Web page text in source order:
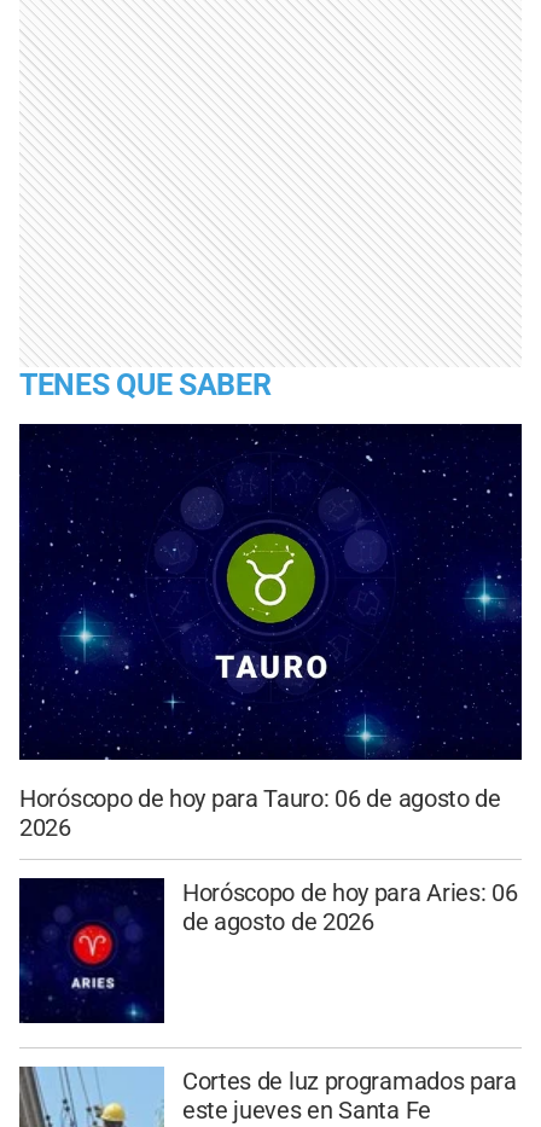
TENES QUE SABER
Horóscopo de hoy para Tauro: 06 de agosto de
2026
Horóscopo de hoy para Aries: 06
de agosto de 2026
Cortes de luz programados para
este jueves en Santa Fe